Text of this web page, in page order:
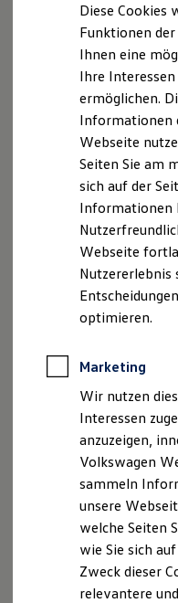
Für
Für
Leasing
Für
Für
Garantien
Kfz-
Besitzer & Service
Reparatur &
Sommer-
Service-
Economy
Räder &
Software,
California
VW
VW
VW
VW
Connect
Fleet
Multistop
Übersicht
Hilfreiches für
, 1 von 2 , 2 von 2
Amarokkommen
Einsatz. Ab dem Modell
Rückleuchten in LED-
Highlight verfügen der
PanAmericana, Amarok
Dark Label
Scheinwerfer mit
folgende Technologien
„IQ.Light“
LED-
LED-/
LED-
LED-
Diese Cookies
Funktionen
Ihnen eine
Ihre
ermöglichen.
Informationen
Webseite
Seiten Sie am
sich auf der
Informationen
Webseite
Nutzererlebnis
optimieren.
Marketing
Wir nutzen
Interessen
anzuzeigen,
Volkswagen
sammeln
unsere
welche Seiten
wie Sie sich
Zweck dieser
relevantere